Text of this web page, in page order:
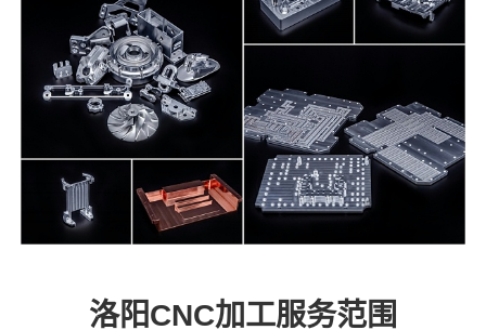
洛阳CNC加工服务范围